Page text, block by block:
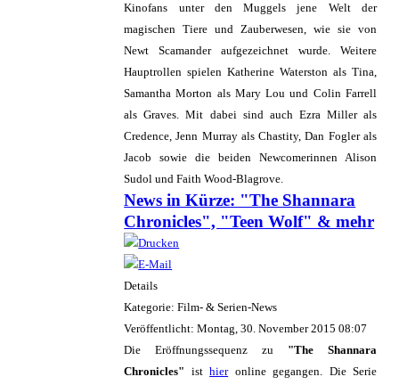
Kinofans unter den Muggels jene Welt der
magischen Tiere und Zauberwesen, wie sie von
Newt Scamander aufgezeichnet wurde. Weitere
Hauptrollen spielen Katherine Waterston als Tina,
Samantha Morton als Mary Lou und Colin Farrell
als Graves. Mit dabei sind auch Ezra Miller als
Credence, Jenn Murray als Chastity, Dan Fogler als
Jacob sowie die beiden Newcomerinnen Alison
Sudol und Faith Wood-Blagrove.
News in Kürze: "The Shannara
Chronicles", "Teen Wolf" & mehr
Details
Kategorie: Film- & Serien-News
Veröffentlicht: Montag, 30. November 2015 08:07
Die Eröffnungssequenz zu "The Shannara
Chronicles" isthieronline gegangen. Die Serie